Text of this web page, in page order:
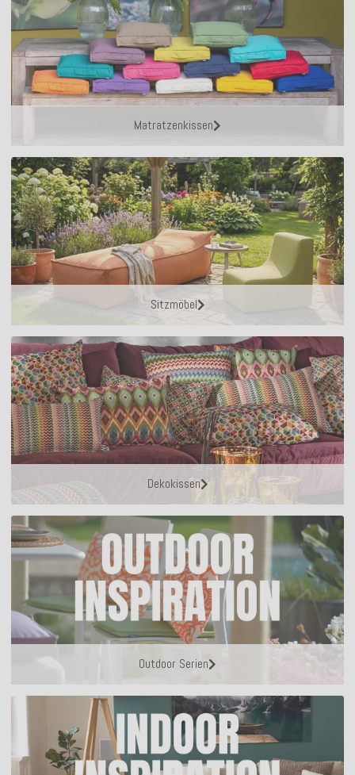
Matratzenkissen
Sitzmöbel
Dekokissen
Outdoor Serien